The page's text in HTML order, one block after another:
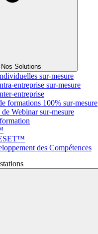
Solutions
sur-mesure
entreprise sur-mesure
entreprise
formations 100% sur-mesure
Webinar sur-mesure
des Compétences